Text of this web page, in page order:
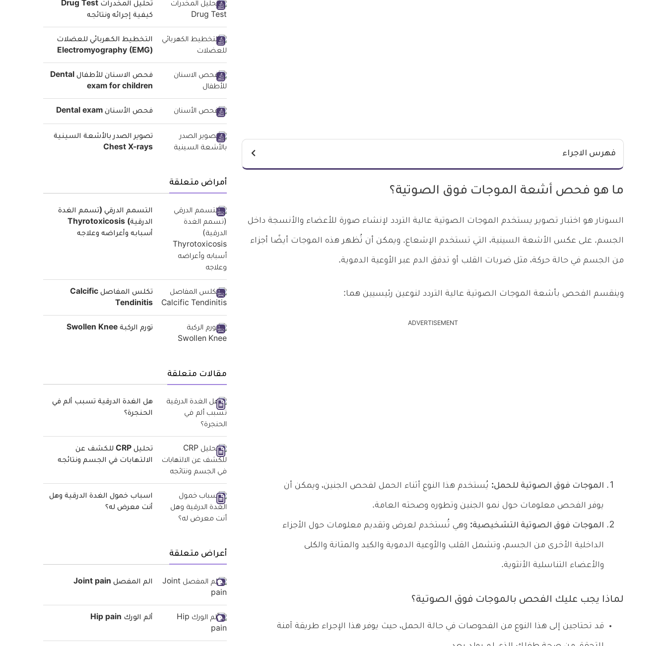
فهرس الاجراء
ما هو فحص أشعة الموجات فوق الصوتية؟
السونار هو اختبار تصوير يستخدم الموجات الصوتية عالية التردد لإنشاء صورة للأعضاء والأنسجة داخل
الجسم. على عكس الأشعة السينية، التي تستخدم الإشعاع. ويمكن أن تُظهر هذه الموجات أيضًا أجزاء
من الجسم في حالة حركة، مثل ضربات القلب أو تدفق الدم عبر الأوعية الدموية.
وينقسم الفحص بأشعة الموجات الصوتية عالية التردد لنوعين رئيسيين هما:
ADVERTISEMENT
الموجات فوق الصوتية للحمل: يُستخدم هذا النوع أثناء الحمل لفحص الجنين، ويمكن أن
يوفر الفحص معلومات حول نمو الجنين وتطوره وصحته العامة.
الموجات فوق الصوتية التشخيصية: وهي تُستخدم لعرض وتقديم معلومات حول الأجزاء
الداخلية الأخرى من الجسم، وتشمل القلب والأوعية الدموية والكبد والمثانة والكلى
والأعضاء التناسلية الأنثوية.
لماذا يجب عليك الفحص بالموجات فوق الصوتية؟
قد تحتاجين إلى هذا النوع من الفحوصات في حالة الحمل، حيث يوفر هذا الإجراء طريقة آمنة
تحليل المخدرات Drug Test
كيفية إجرائه ونتائجه
التخطيط الكهربائي للعضلات
(Electromyography (EMG
فحص الاسنان للأطفال Dental
exam for children
فحص الأسنان Dental exam
تصوير الصدر بالأشعة السينية
Chest X-rays
أمراض متعلقة
التسمم الدرقي (تسمم الغدة
الدرقية) Thyrotoxicosis
أسبابه وأعراضه وعلاجه
تكلس المفاصل Calcific
Tendinitis
تورم الركبة Swollen Knee
مقالات متعلقة
هل الغدة الدرقية تسبب ألم في
الحنجرة؟
تحليل CRP للكشف عن
الالتهابات في الجسم ونتائجه
اسباب خمول الغدة الدرقية وهل
أنت معرض له؟
أعراض متعلقة
الم المفصل Joint pain
ألم الورك Hip pain